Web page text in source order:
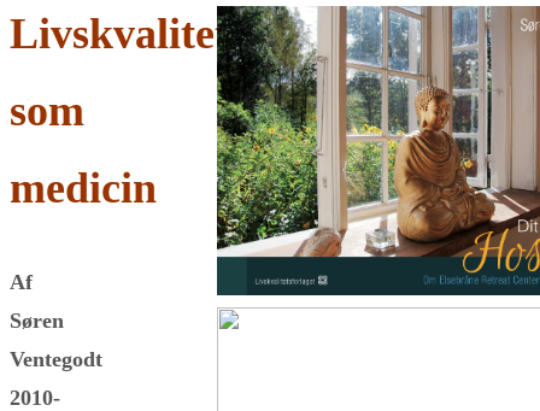
Livskvalitet
som
medicin
Af
Søren
Ventegodt
2010-